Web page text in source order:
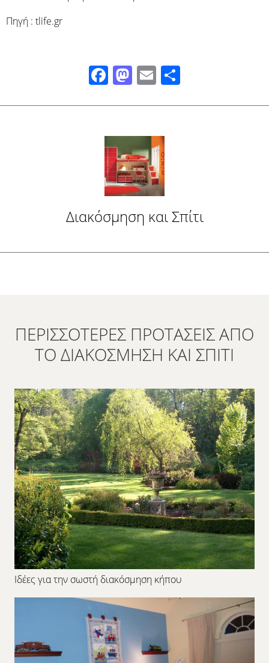
Πηγή : tlife.gr
Facebook
Mastodon
Email
Διακόσμηση και Σπίτι
ΠΕΡΙΣΣΌΤΕΡΕΣ ΠΡΟΤΆΣΕΙΣ ΑΠΌ
ΤΟ ΔΙΑΚΌΣΜΗΣΗ ΚΑΙ ΣΠΊΤΙ
Ιδέες για την σωστή διακόσμηση κήπου